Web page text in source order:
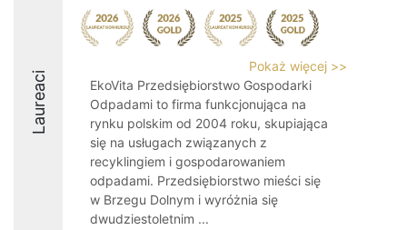
Laureaci
Pokaż więcej >>
EkoVita Przedsiębiorstwo Gospodarki
Odpadami to firma funkcjonująca na
rynku polskim od 2004 roku, skupiająca
się na usługach związanych z
recyklingiem i gospodarowaniem
odpadami. Przedsiębiorstwo mieści się
w Brzegu Dolnym i wyróżnia się
dwudziestoletnim ...